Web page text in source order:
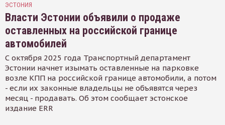
ЭСТОНИЯ
Власти Эстонии объявили о продаже
оставленных на российской границе
автомобилей
С октября 2025 года Транспортный департамент
Эстонии начнет изымать оставленные на парковке
возле КПП на российской границе автомобили, а потом
- если их законные владельцы не объявятся через
месяц - продавать. Об этом сообщает эстонское
издание ERR